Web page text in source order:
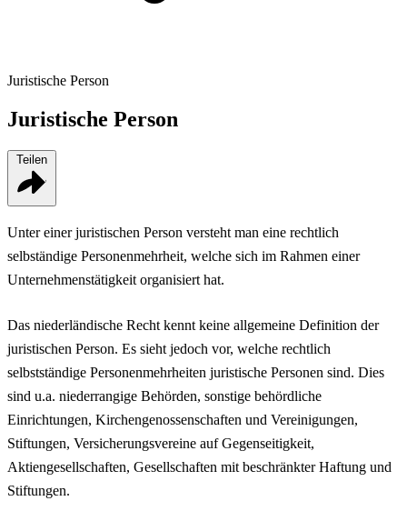
Juristische Person
Juristische Person
Unter einer juristischen Person versteht man eine rechtlich
selbständige Personenmehrheit, welche sich im Rahmen einer
Unternehmenstätigkeit organisiert hat.
Das niederländische Recht kennt keine allgemeine Definition der
juristischen Person. Es sieht jedoch vor, welche rechtlich
selbstständige Personenmehrheiten juristische Personen sind. Dies
sind u.a. niederrangige Behörden, sonstige behördliche
Einrichtungen, Kirchengenossenschaften und Vereinigungen,
Stiftungen, Versicherungsvereine auf Gegenseitigkeit,
Aktiengesellschaften, Gesellschaften mit beschränkter Haftung und
Stiftungen.